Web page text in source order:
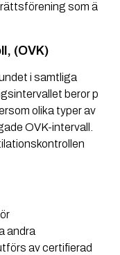
som är
(OVK)
i samtliga
beror på
olika typer av
OVK-intervall.
andra
av certifierad